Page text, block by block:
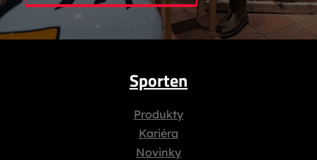
Sporten
Produkty
Kariéra
Novinky